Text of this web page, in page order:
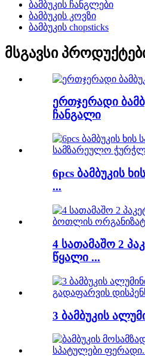
ბამბუკის ჩანგლები
ბამბუკის კოვზი
ბამბუკის chopsticks
მსგავსი
ერთჯერადი
ჩანგალი
6pcs ბამბუკის
...
4 სათამაშო 2
წყალი ...
3 ბამბუკის